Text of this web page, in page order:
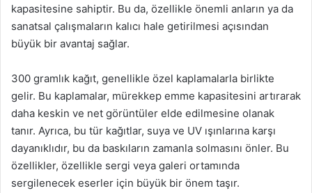
kapasitesine sahiptir. Bu da, özellikle önemli anların ya da
sanatsal çalışmaların kalıcı hale getirilmesi açısından
büyük bir avantaj sağlar.
300 gramlık kağıt, genellikle özel kaplamalarla birlikte
gelir. Bu kaplamalar, mürekkep emme kapasitesini artırarak
daha keskin ve net görüntüler elde edilmesine olanak
tanır. Ayrıca, bu tür kağıtlar, suya ve UV ışınlarına karşı
dayanıklıdır, bu da baskıların zamanla solmasını önler. Bu
özellikler, özellikle sergi veya galeri ortamında
sergilenecek eserler için büyük bir önem taşır.